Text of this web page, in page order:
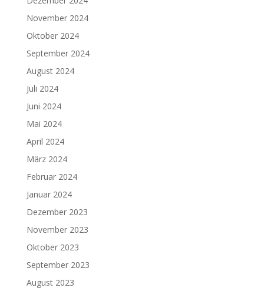
November 2024
Oktober 2024
September 2024
August 2024
Juli 2024
Juni 2024
Mai 2024
April 2024
März 2024
Februar 2024
Januar 2024
Dezember 2023
November 2023
Oktober 2023
September 2023
August 2023